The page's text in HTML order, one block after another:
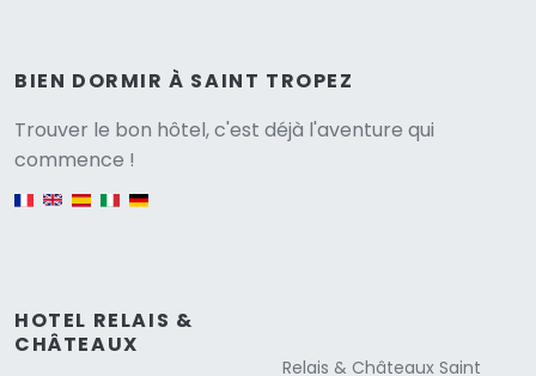
BIEN DORMIR À SAINT TROPEZ
Trouver le bon hôtel, c'est déjà l'aventure qui
commence !
HOTEL RELAIS &
CHÂTEAUX
Relais & Châteaux Saint